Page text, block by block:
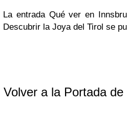
La entrada Qué ver en
Descubrir la Joya del Tirol se
Volver a la Portada de